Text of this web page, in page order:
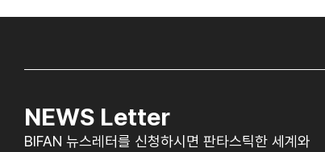
NEWS Letter
BIFAN 뉴스레터를 신청하시면 판타스틱한 세계와